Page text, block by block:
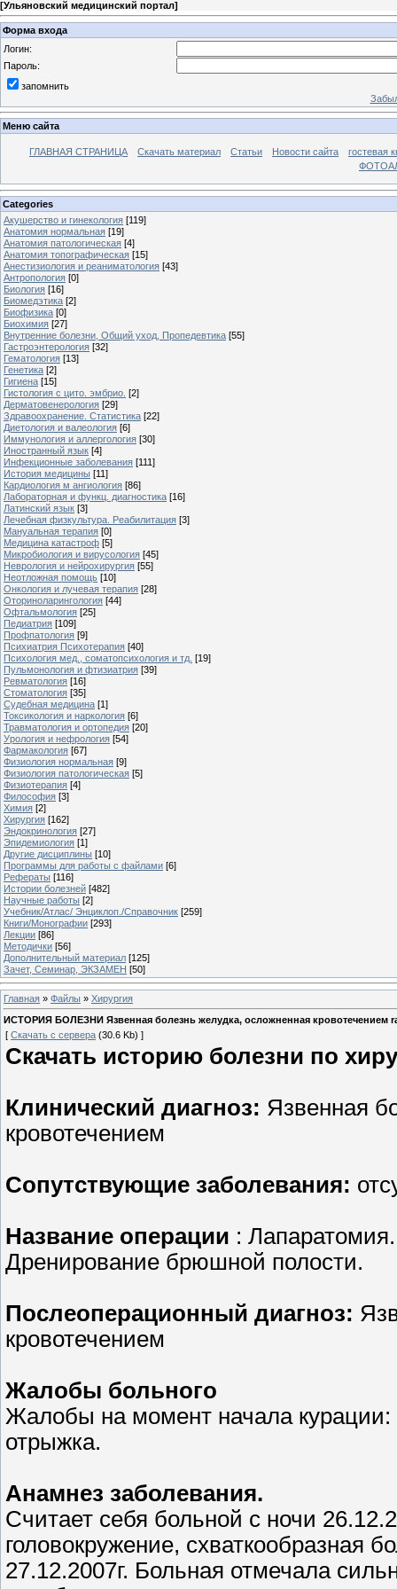
[Ульяновский медицинский портал]
Форма входа
Логин:
Пароль:
запомнить
Меню сайта
ГЛАВНАЯ СТРАНИЦА Скачать материал Статьи Новости сайта
гостевая
Categories
Акушерство и гинекология [119]
Анатомия нормальная [19]
Анатомия патологическая [4]
Анатомия топографическая [15]
Анестизиология и реаниматология [43]
Антропология [0]
Биология [16]
Биомедэтика [2]
Биофизика [0]
Биохимия [27]
Внутренние болезни, Общий уход, Пропедевтика [55]
Гастроэнтерология [32]
Гематология [13]
Генетика [2]
Гигиена [15]
Гистология с цито. эмбрио. [2]
Дерматовенерология [29]
Здравоохранение. Статистика [22]
Диетология и валеология [6]
Иммунология и аллергология [30]
Иностранный язык [4]
Инфекционные заболевания [111]
История медицины [11]
Кардиология м ангиология [86]
Лабораторная и функц. диагностика [16]
Латинский язык [3]
Лечебная физкультура. Реабилитация [3]
Мануальная терапия [0]
Медицина катастроф [5]
Микробиология и вирусология [45]
Неврология и нейрохирургия [55]
Неотложная помощь [10]
Онкология и лучевая терапия [28]
Оториноларингология [44]
Офтальмология [25]
Педиатрия [109]
Профпатология [9]
Психиатрия Психотерапия [40]
Психология мед., соматопсихология и тд. [19]
Пульмонология и фтизиатрия [39]
Ревматология [16]
Стоматология [35]
Судебная медицина [1]
Токсикология и наркология [6]
Травматология и ортопедия [20]
Урология и нефрология [54]
Фармакология [67]
Физиология нормальная [9]
Физиология патологическая [5]
Физиотерапия [4]
Философия [3]
Химия [2]
Хирургия [162]
Эндокринология [27]
Эпидемиология [1]
Другие дисциплины [10]
Программы для работы с файлами [6]
Рефераты [116]
Истории болезней [482]
Научные работы [2]
Учебник/Атлас/ Энциклоп./Справочник [259]
Книги/Монографии [293]
Лекции [86]
Методички [56]
Дополнительный материал [125]
Зачет, Семинар, ЭКЗАМЕН [50]
Главная » Файлы » Хирургия
ИСТОРИЯ БОЛЕЗНИ Язвенная болезнь желудка, осложненная кровотечением
[ Скачать с сервера (30.6 Kb) ]
Скачать историю болезни по
Клинический диагноз: Язвенная
кровотечением
Сопутствующие заболевания:
Название операции :
Дренирование брюшной полости.
Послеоперационный диагноз:
кровотечением
Жалобы больного
Жалобы на момент начала
отрыжка.
Анамнез заболевания.
Считает себя больной с ночи
головокружение, схваткообразная
27.12.2007г. Больная отмечала